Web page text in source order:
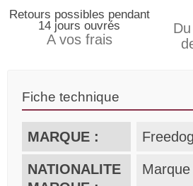
Retours possibles pendant
14 jours ouvrés
A vos frais
Fiche technique
MARQUE : Freedog
NATIONALITE